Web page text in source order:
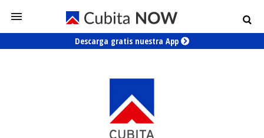
Descarga gratis nuestra App